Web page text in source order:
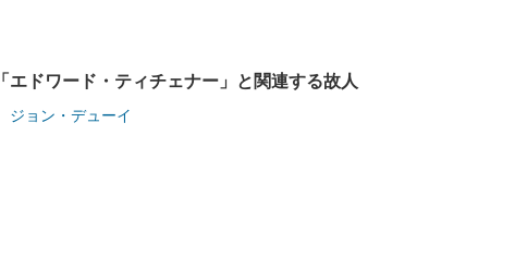
「エドワード・ティチェナー」と関連する故人
ジョン・デューイ